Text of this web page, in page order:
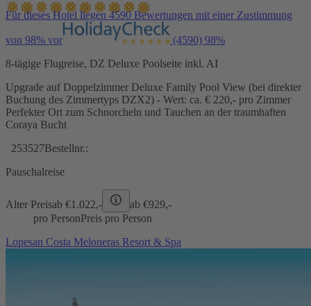
Für dieses Hotel liegen 4590 Bewertungen mit einer Zustimmung
von 98% vor (4590) 98%
8-tägige Flugreise, DZ Deluxe Poolseite inkl. AI
Upgrade auf Doppelzimmer Deluxe Family Pool View (bei direkter
Buchung des Zimmertyps DZX2) - Wert: ca. € 220,- pro Zimmer
Perfekter Ort zum Schnorcheln und Tauchen an der traumhaften
Coraya Bucht
253527Bestellnr.:
Pauschalreise
Alter Preisab €1.022,- ab €929,-
pro PersonPreis pro Person
Lopesan Costa Meloneras Resort & Spa